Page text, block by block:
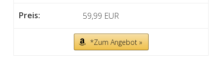
59,99 EUR
*Zum Angebot »